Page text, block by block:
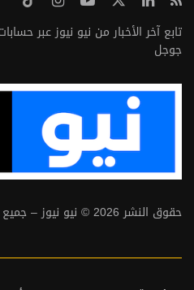
تابع آخر الأخبار من نيو نيوز عبر
جوجل
حقوق النشر 2026 © نيو نيوز – جميع الحقوق محفوظة لشركة